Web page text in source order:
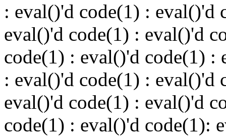
: eval()'d code(1) : eval()'d
eval()'d code(1) : eval()'d
code(1) : eval()'d code(1) :
: eval()'d code(1) : eval()'d
eval()'d code(1) : eval()'d
code(1) : eval()'d code(1):